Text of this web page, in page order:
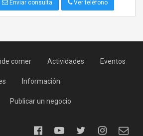
Enviar consulta Ver teléfono
comer Actividades Eventos
Información
Publicar un negocio